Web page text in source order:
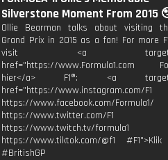
Silverstone Moment From 2015
Ollie Bearman talks about visiting
Grand Prix in 2015 as a fan! For more
visit <a
href="https://www.Formula1.com
hier</a> F1®: <a
href="https://www.instagram.com/F1
https://www.facebook.com/Formula1/
https://www.twitter.com/F1
https://www.twitch.tv/formula1
https://www.tiktok.com/@f1
#BritishGP